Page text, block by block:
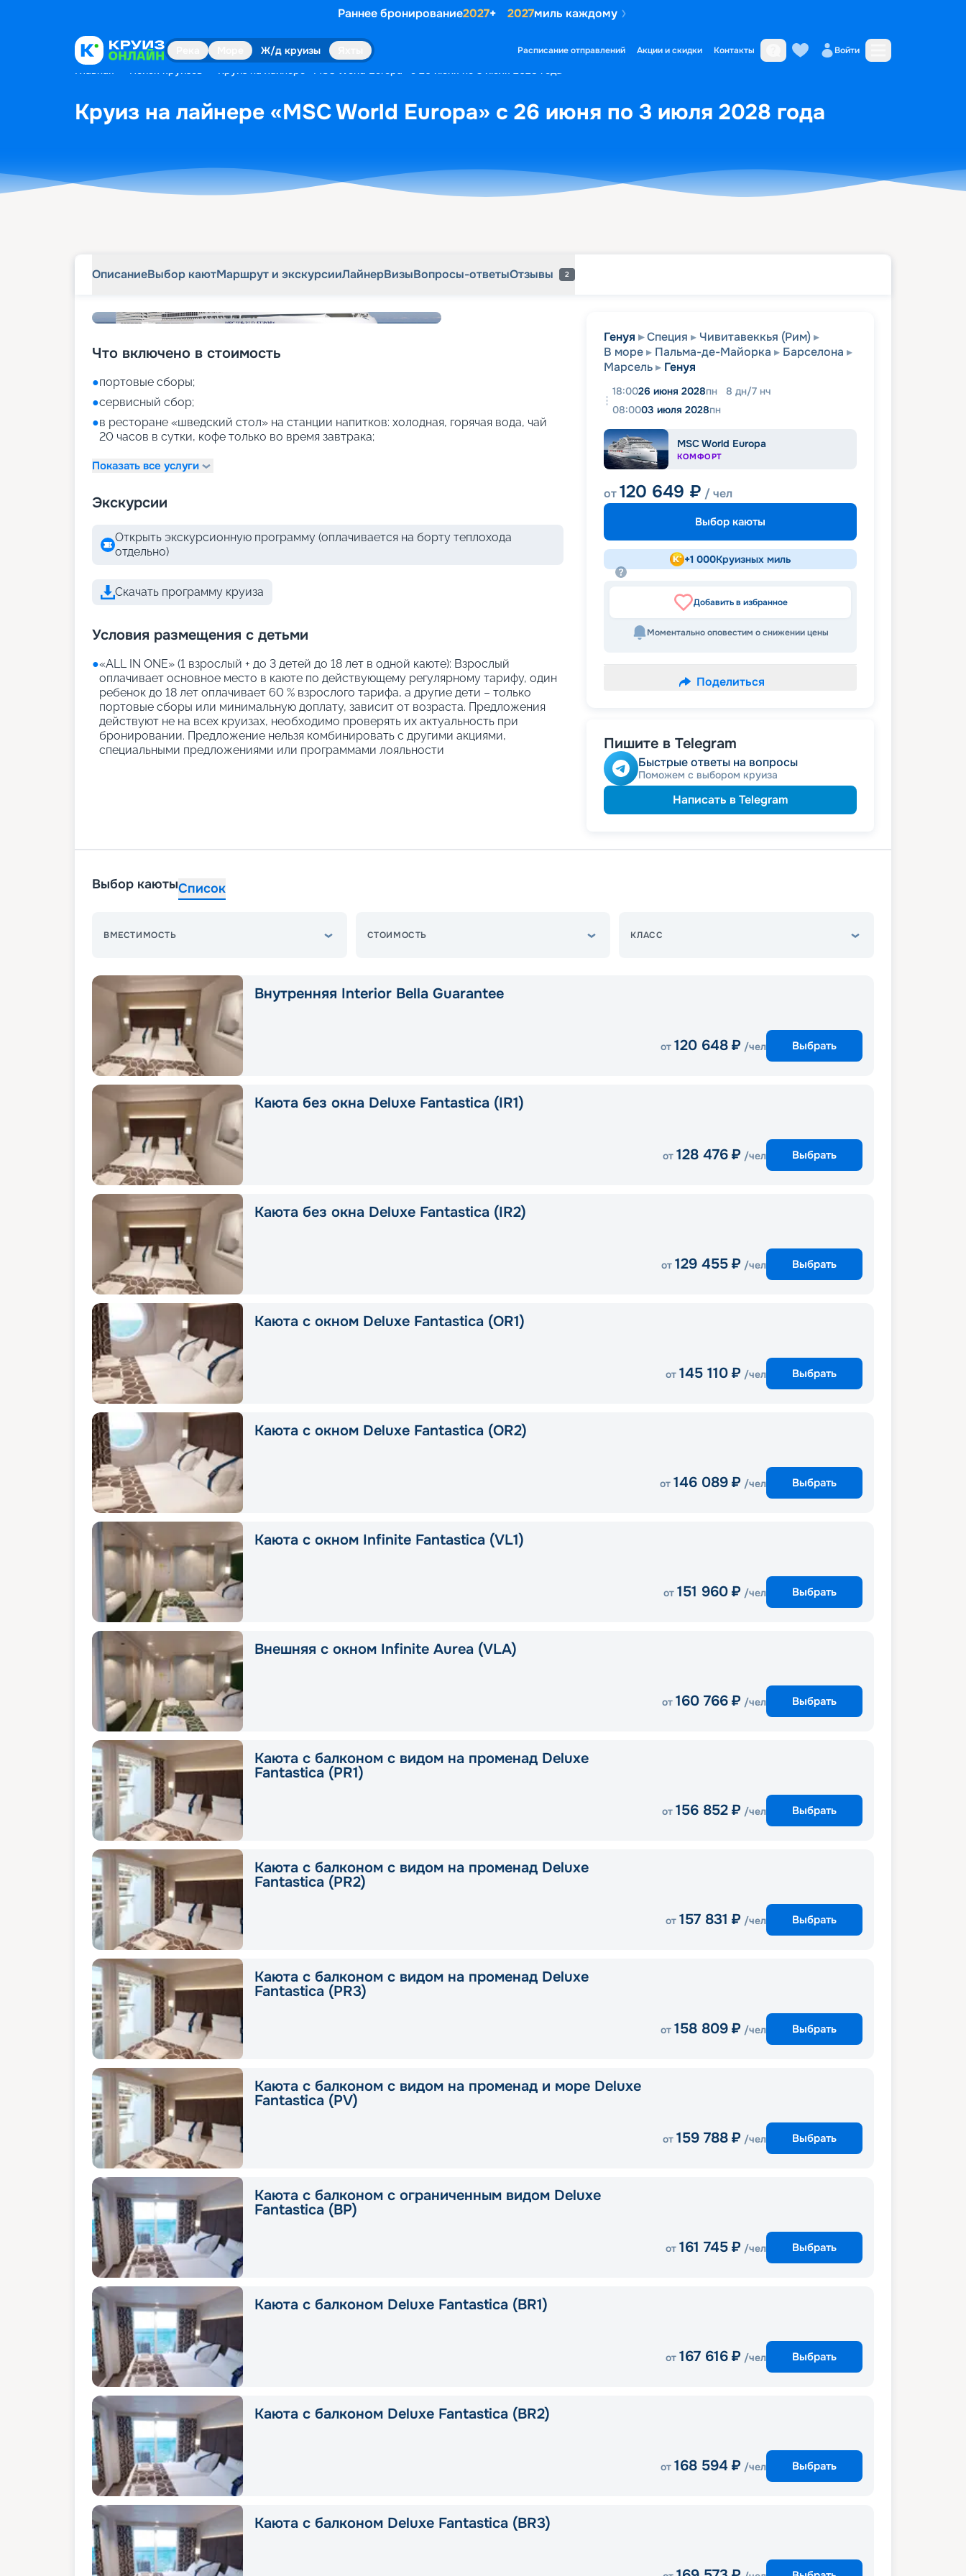
Раннее бронирование2027+ 2027миль каждому
Ж/д круизы Расписание отправлений Акции и скидки Контакты Войти
Главная Поиск круизов Круиз на лайнере «MSC World Europa» с 26 июня по 3 июля 2028 года
Круиз на лайнере «MSC World Europa» с 26 июня по 3 июля 2028 года
ОписаниеВыбор каютМаршрут и экскурсииЛайнерВизыВопросы-ответыОтзывы 2
Что включено в стоимость
●портовые сборы;
●сервисный сбор;
●в ресторане «шведский стол» на станции напитков: холодная, горячая вода, чай
20 часов в сутки, кофе только во время завтрака;
Показать все услуги
Экскурсии
Открыть экскурсионную программу (оплачивается на борту теплохода
отдельно)
Скачать программу круиза
Условия размещения с детьми
●«АLL IN ONE» (1 взрослый + до 3 детей до 18 лет в одной каюте): Взрослый
оплачивает основное место в каюте по действующему регулярному тарифу, один
ребенок до 18 лет оплачивает 60 % взрослого тарифа, а другие дети – только
портовые сборы или минимальную доплату, зависит от возраста. Предложения
действуют не на всех круизах, необходимо проверять их актуальность при
бронировании. Предложение нельзя комбинировать с другими акциями,
специальными предложениями или программами лояльности
Генуя Специя
Чивитавеккья (Рим)
В море
Пальма-де-Майорка
Барселона
Марсель
Генуя
18:0026 июня 2028пн 8 дн/7 нч
08:0003 июля 2028пн
MSC World Europa
КОМФОРТ
от120 649 ₽ / чел
Выбор каюты
+1 000Круизных миль
Добавить в избранное
Моментально оповестим о снижении цены
Поделиться
Пишите в Telegram
Быстрые ответы на вопросы
Поможем с выбором круиза
Написать в Telegram
Выбор каютыСписок
ВМЕСТИМОСТЬ СТОИМОСТЬ КЛАСС
Внутренняя Interior Bella Guarantee
от 120 648 ₽ /чел Выбрать
Каюта без окна Deluxe Fantastica (IR1)
от 128 476 ₽ /чел Выбрать
Каюта без окна Deluxe Fantastica (IR2)
от 129 455 ₽ /чел Выбрать
Каюта с окном Deluxe Fantastica (OR1)
от 145 110 ₽ /чел Выбрать
Каюта с окном Deluxe Fantastica (OR2)
от 146 089 ₽ /чел Выбрать
Каюта с окном Infinite Fantastica (VL1)
от 151 960 ₽ /чел Выбрать
Внешняя с окном Infinite Aurea (VLA)
от 160 766 ₽ /чел Выбрать
Каюта с балконом с видом на променад Deluxe
Fantastica (PR1)
от 156 852 ₽ /чел Выбрать
Каюта с балконом с видом на променад Deluxe
Fantastica (PR2)
от 157 831 ₽ /чел Выбрать
Каюта с балконом с видом на променад Deluxe
Fantastica (PR3)
от 158 809 ₽ /чел Выбрать
Каюта с балконом с видом на променад и море Deluxe
Fantastica (PV)
от 159 788 ₽ /чел Выбрать
Каюта с балконом с ограниченным видом Deluxe
Fantastica (BP)
от 161 745 ₽ /чел Выбрать
Каюта с балконом Deluxe Fantastica (BR1)
от 167 616 ₽ /чел Выбрать
Каюта с балконом Deluxe Fantastica (BR2)
от 168 594 ₽ /чел Выбрать
Каюта с балконом Deluxe Fantastica (BR3)